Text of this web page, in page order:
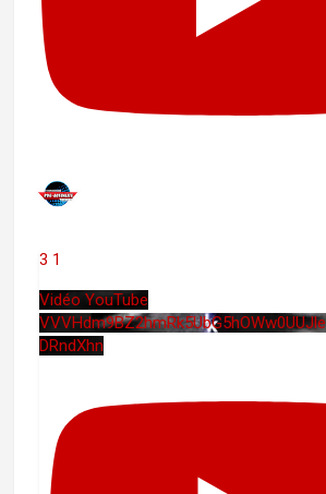
3 1
Vidéo YouTube
DRndXhn